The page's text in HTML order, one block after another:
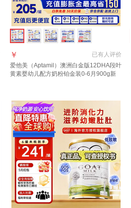
已有人评价
￥
爱他美（Aptamil）澳洲白金版12DHA段叶
黄素婴幼儿配方奶粉铂金装0-6月900g新